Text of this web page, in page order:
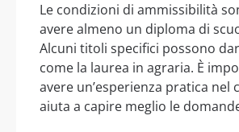
Le condizioni di ammissibilità
avere almeno un diploma di
Alcuni titoli specifici possono
come la laurea in agraria. È
avere un’esperienza pratica nel
aiuta a capire meglio le